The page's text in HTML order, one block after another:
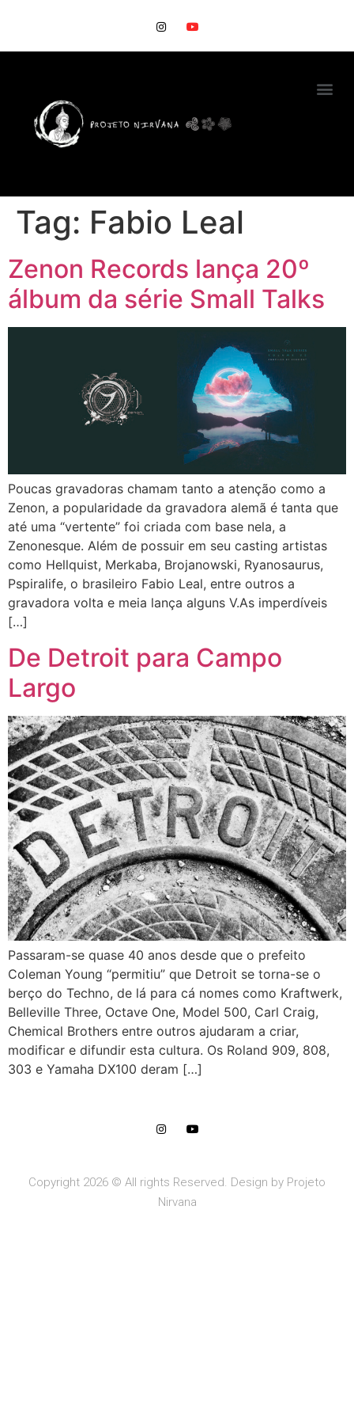
Tag: Fabio Leal
Zenon Records lança 20º
álbum da série Small Talks
Poucas gravadoras chamam tanto a atenção como a
Zenon, a popularidade da gravadora alemã é tanta que
até uma “vertente” foi criada com base nela, a
Zenonesque. Além de possuir em seu casting artistas
como Hellquist, Merkaba, Brojanowski, Ryanosaurus,
Pspiralife, o brasileiro Fabio Leal, entre outros a
gravadora volta e meia lança alguns V.As imperdíveis
[…]
De Detroit para Campo
Largo
Passaram-se quase 40 anos desde que o prefeito
Coleman Young “permitiu” que Detroit se torna-se o
berço do Techno, de lá para cá nomes como Kraftwerk,
Belleville Three, Octave One, Model 500, Carl Craig,
Chemical Brothers entre outros ajudaram a criar,
modificar e difundir esta cultura. Os Roland 909, 808,
303 e Yamaha DX100 deram […]
Copyright 2026 © All rights Reserved. Design by Projeto
Nirvana